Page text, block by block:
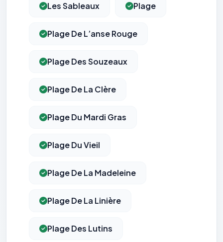
Les Sableaux Plage
Plage De L’anse Rouge
Plage Des Souzeaux
Plage De La Clère
Plage Du Mardi Gras
Plage Du Vieil
Plage De La Madeleine
Plage De La Linière
Plage Des Lutins